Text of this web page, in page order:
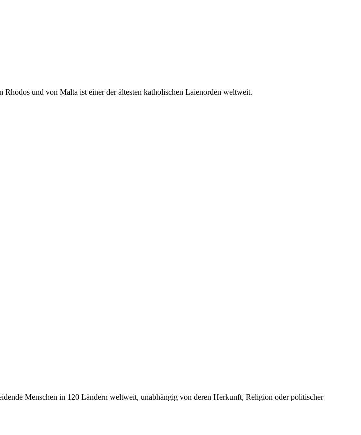
und von Malta ist einer der ältesten katholischen Laienorden weltweit.
Menschen in 120 Ländern weltweit, unabhängig von deren Herkunft, Religion oder politischer